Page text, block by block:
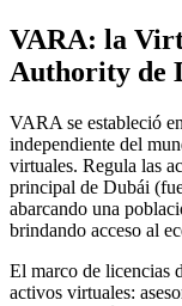
VARA: la
Authority de
VARA se estableció
independiente del
virtuales. Regula las
principal de Dubái
abarcando una
brindando acceso al
El marco de licencias
activos virtuales: